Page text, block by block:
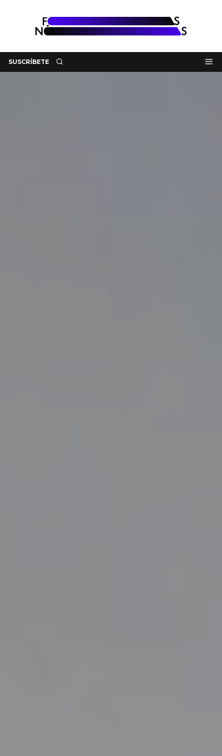
SUSCRÍBETE